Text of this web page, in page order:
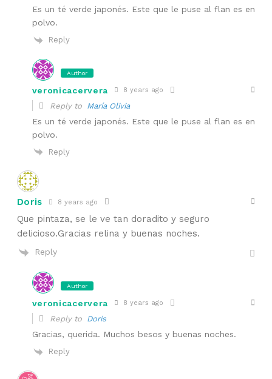
Es un té verde japonés. Este que le puse al flan es en
polvo.
Reply
Author
veronicacervera 8 years ago
Reply to María Olivia
Es un té verde japonés. Este que le puse al flan es en
polvo.
Reply
Doris 8 years ago
Que pintaza, se le ve tan doradito y seguro
delicioso.Gracias relina y buenas noches.
Reply
Author
veronicacervera 8 years ago
Reply to Doris
Gracias, querida. Muchos besos y buenas noches.
Reply